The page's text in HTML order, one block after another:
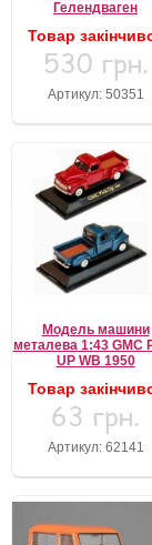
Гелендваген
Товар
530 грн.
Артикул: 50351
Модель машини
металева 1:43 GMC
UP WB 1950
Товар
63 грн.
Артикул: 62141